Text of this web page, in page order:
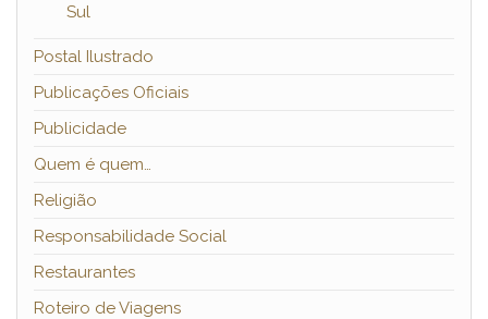
Sul
Postal Ilustrado
Publicações Oficiais
Publicidade
Quem é quem…
Religião
Responsabilidade Social
Restaurantes
Roteiro de Viagens